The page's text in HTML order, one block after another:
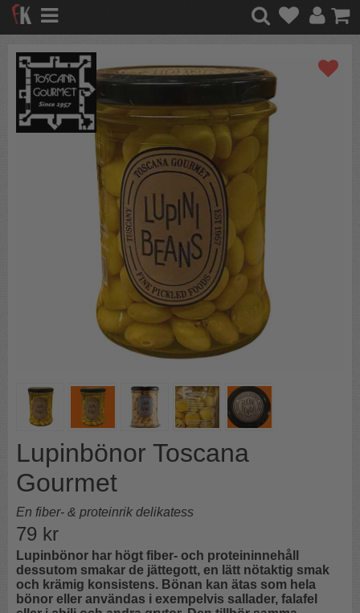
Lupinbönor Toscana
Gourmet
En fiber- & proteinrik delikatess
79 kr
Lupinbönor har högt fiber- och proteininnehåll
dessutom smakar de jättegott, en lätt nötaktig smak
och krämig konsistens. Bönan kan ätas som hela
bönor eller användas i exempelvis sallader, falafel